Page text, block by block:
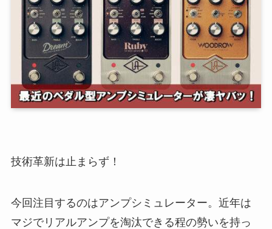
技術革新は止まらず！
今回注目するのはアンプシミュレーター。近年は
マジでリアルアンプを淘汰できる程の勢いを持っ